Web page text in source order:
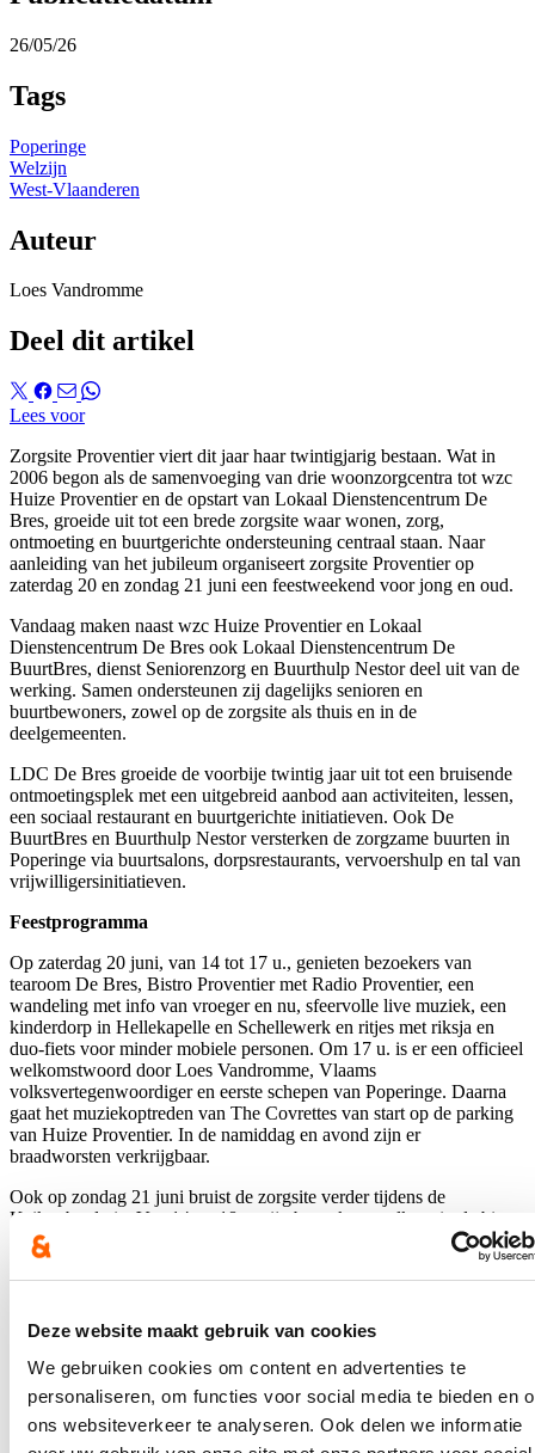
Deze website maakt gebruik van cookies
We gebruiken cookies om content en advertenties te
personaliseren, om functies voor social media te bieden en
ons websiteverkeer te analyseren. Ook delen we informatie
26/05/26
Tags
Poperinge
Welzijn
West-Vlaanderen
Auteur
Loes Vandromme
Deel dit artikel
Lees voor
Zorgsite Proventier viert dit jaar haar twintigjarig bestaan. Wat in
2006 begon als de samenvoeging van drie woonzorgcentra tot wzc
Huize Proventier en de opstart van Lokaal Dienstencentrum De
Bres, groeide uit tot een brede zorgsite waar wonen, zorg,
ontmoeting en buurtgerichte ondersteuning centraal staan. Naar
aanleiding van het jubileum organiseert zorgsite Proventier op
zaterdag 20 en zondag 21 juni een feestweekend voor jong en oud.
Vandaag maken naast wzc Huize Proventier en Lokaal
Dienstencentrum De Bres ook Lokaal Dienstencentrum De
BuurtBres, dienst Seniorenzorg en Buurthulp Nestor deel uit van de
werking. Samen ondersteunen zij dagelijks senioren en
buurtbewoners, zowel op de zorgsite als thuis en in de
deelgemeenten.
LDC De Bres groeide de voorbije twintig jaar uit tot een bruisende
ontmoetingsplek met een uitgebreid aanbod aan activiteiten, lessen,
een sociaal restaurant en buurtgerichte initiatieven. Ook De
BuurtBres en Buurthulp Nestor versterken de zorgzame buurten in
Poperinge via buurtsalons, dorpsrestaurants, vervoershulp en tal van
vrijwilligersinitiatieven.
Feestprogramma
Op zaterdag 20 juni, van 14 tot 17 u., genieten bezoekers van
tearoom De Bres, Bistro Proventier met Radio Proventier, een
wandeling met info van vroeger en nu, sfeervolle live muziek, een
kinderdorp in Hellekapelle en Schellewerk en ritjes met riksja en
duo-fiets voor minder mobiele personen. Om 17 u. is er een officieel
welkomstwoord door Loes Vandromme, Vlaams
volksvertegenwoordiger en eerste schepen van Poperinge. Daarna
gaat het muziekoptreden van The Covrettes van start op de parking
van Huize Proventier. In de namiddag en avond zijn er
braadworsten verkrijgbaar.
Ook op zondag 21 juni bruist de zorgsite verder tijdens de
Keikopbraderie. Van 14 tot 18 u. zijn bezoekers welkom in de bistro
van De Bres en Huize Proventier, met doorlopend straatanimatie van
de Keikopbraderie en opnieuw ritjes met de riksja en duo-fiets tot 17
u.
Met het feestweekend wil Zorgsite Proventier vooral tonen waar ze
al twintig jaar voor staat: warme zorg, verbondenheid en samen
leven.
Meer info:www.poperinge.be/20jaarzorgsite.